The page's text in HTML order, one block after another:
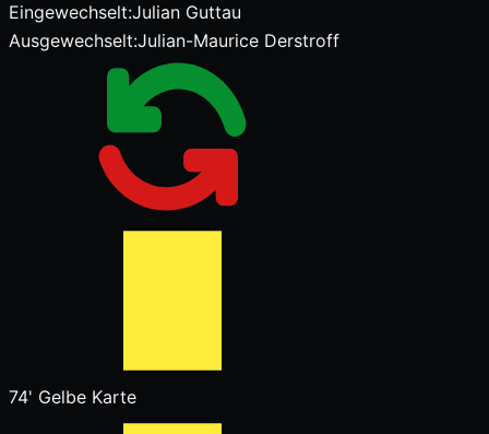
Eingewechselt:Julian Guttau
Ausgewechselt:Julian-Maurice Derstroff
74' Gelbe Karte